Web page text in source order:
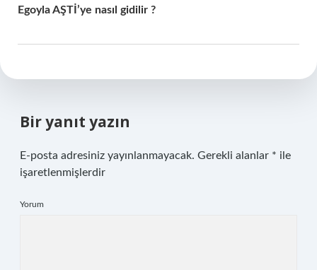
Egoyla AŞTİ’ye nasıl gidilir ?
Bir yanıt yazın
E-posta adresiniz yayınlanmayacak. Gerekli alanlar * ile
işaretlenmişlerdir
Yorum